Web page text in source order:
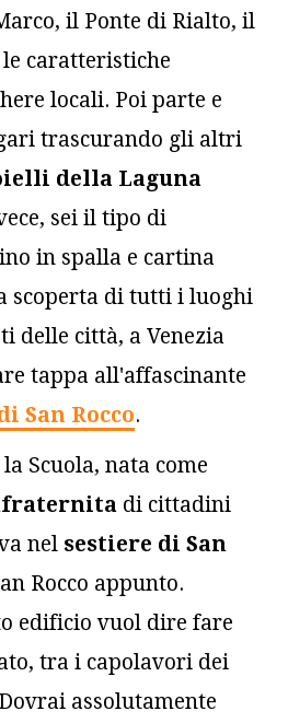
il Ponte di Rialto, il
le caratteristiche
locali. Poi parte e
trascurando gli altri
della Laguna
sei il tipo di
in spalla e cartina
scoperta di tutti i luoghi
delle città, a Venezia
tappa all'affascinante
San Rocco.
Scuola, nata come
di cittadini
nel sestiere di San
Rocco appunto.
edificio vuol dire fare
tra i capolavori dei
assolutamente